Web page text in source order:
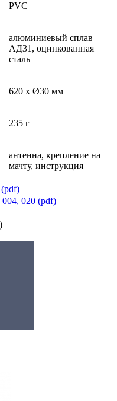
PVC
алюминиевый сплав
АД31, оцинкованная
сталь
620 x Ø30 мм
235 г
антенна, крепление на
мачту, инструкция
004, 020 (pdf)